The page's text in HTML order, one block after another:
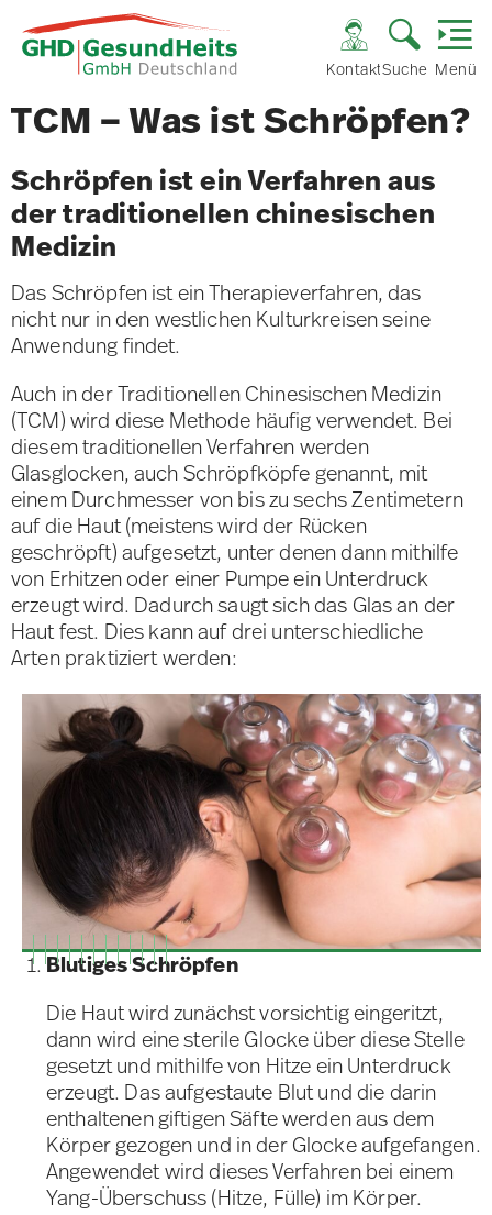
KontaktSuche Menü
TCM – Was ist Schröpfen?
Schröpfen ist ein Verfahren aus
der traditionellen chinesischen
Medizin
Das Schröpfen ist ein Therapieverfahren, das
nicht nur in den westlichen Kulturkreisen seine
Anwendung findet.
Auch in der Traditionellen Chinesischen Medizin
(TCM) wird diese Methode häufig verwendet. Bei
diesem traditionellen Verfahren werden
Glasglocken, auch Schröpfköpfe genannt, mit
einem Durchmesser von bis zu sechs Zentimetern
auf die Haut (meistens wird der Rücken
geschröpft) aufgesetzt, unter denen dann mithilfe
von Erhitzen oder einer Pumpe ein Unterdruck
erzeugt wird. Dadurch saugt sich das Glas an der
Haut fest. Dies kann auf drei unterschiedliche
Arten praktiziert werden:
Blutiges Schröpfen
Die Haut wird zunächst vorsichtig eingeritzt,
dann wird eine sterile Glocke über diese Stelle
gesetzt und mithilfe von Hitze ein Unterdruck
erzeugt. Das aufgestaute Blut und die darin
enthaltenen giftigen Säfte werden aus dem
Körper gezogen und in der Glocke aufgefangen.
Angewendet wird dieses Verfahren bei einem
Yang-Überschuss (Hitze, Fülle) im Körper.